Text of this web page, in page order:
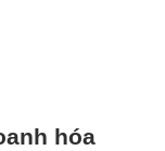
hóa